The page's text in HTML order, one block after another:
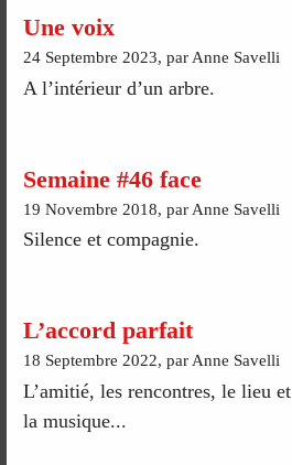
Une voix
24 Septembre 2023, par Anne Savelli
A l’intérieur d’un arbre.
Semaine #46 face
19 Novembre 2018, par Anne Savelli
Silence et compagnie.
L’accord parfait
18 Septembre 2022, par Anne Savelli
L’amitié, les rencontres, le lieu et
la musique...